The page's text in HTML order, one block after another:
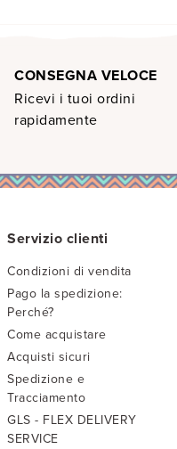
CONSEGNA VELOCE
Ricevi i tuoi ordini
rapidamente
Servizio clienti
Condizioni di vendita
Pago la spedizione:
Perché?
Come acquistare
Acquisti sicuri
Spedizione e
Tracciamento
GLS - FLEX DELIVERY
SERVICE